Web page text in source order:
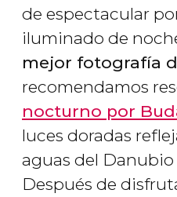
de espectacular
iluminado de
mejor fotografía
recomendamos
nocturno por
luces doradas
aguas del Danubio
Después de